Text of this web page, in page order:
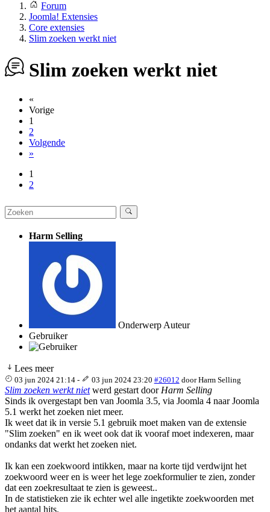
Forum
Joomla! Extensies
Core extensies
Slim zoeken werkt niet
Slim zoeken werkt niet
«
Vorige
1
2
Volgende
»
1
2
Harm Selling
Onderwerp Auteur
Gebruiker
Lees meer
03 jun 2024 21:14 - 03 jun 2024 23:20 #26012 doorHarm Selling
Slim zoeken werkt nietwerd gestart door Harm Selling
Sinds ik overgestapt ben van Joomla 3.5, via Joomla 4 naar Joomla
5.1 werkt het zoeken niet meer.
Ik weet dat ik in versie 5.1 gebruik moet maken van de extensie
"Slim zoeken" en ik weet ook dat ik vooraf moet indexeren, maar
ondanks dat werkt het zoeken niet.
Ik kan een zoekwoord intikken, maar na korte tijd verdwijnt het
zoekwoord weer en is weer het lege zoekformulier te zien, zonder
dat een zoekresultaat te zien is geweest..
In de statistieken zie ik echter wel alle ingetikte zoekwoorden met
het aantal hits.